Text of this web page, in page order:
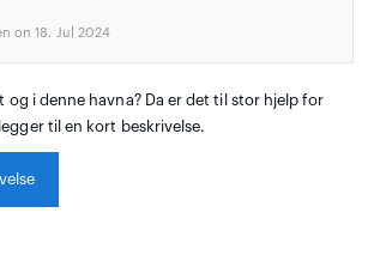
on 18. Jul 2024
og i denne havna? Da er det til stor hjelp for
til en kort beskrivelse.